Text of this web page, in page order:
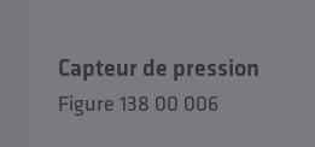
Capteur de pression
Figure 138 00 006